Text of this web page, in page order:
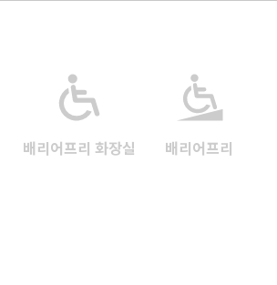
배리어프리 화장실 배리어프리